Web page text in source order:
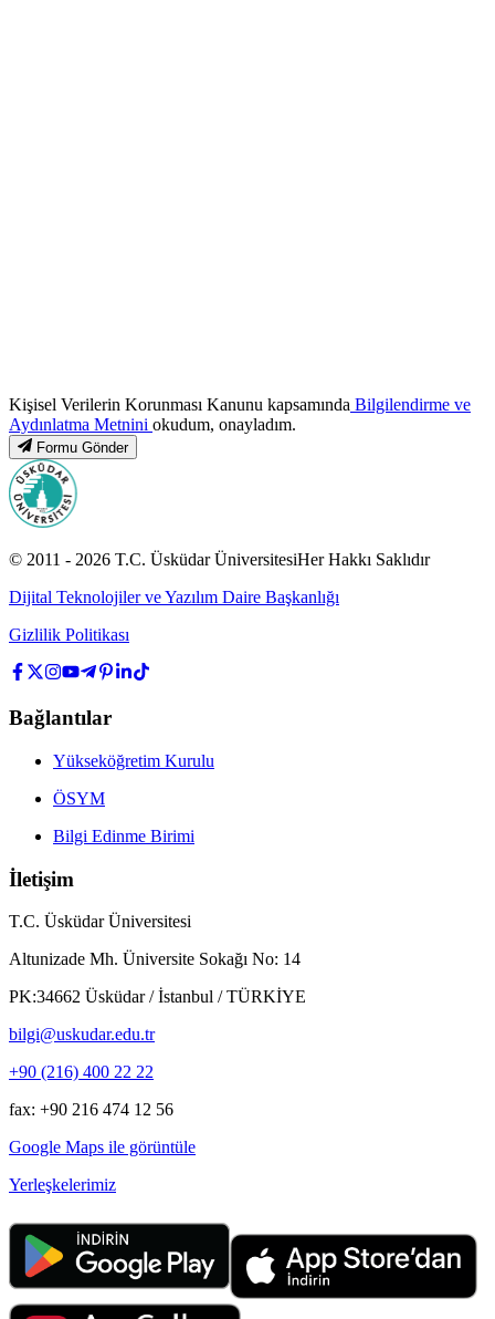
Kişisel Verilerin Korunması Kanunu kapsamında Bilgilendirme ve
Aydınlatma Metnini okudum, onayladım.
Formu Gönder
© 2011 - 2026 T.C. Üsküdar ÜniversitesiHer Hakkı Saklıdır
Dijital Teknolojiler ve Yazılım Daire Başkanlığı
Gizlilik Politikası
Bağlantılar
Yükseköğretim Kurulu
ÖSYM
Bilgi Edinme Birimi
İletişim
T.C. Üsküdar Üniversitesi
Altunizade Mh. Üniversite Sokağı No: 14
PK:34662 Üsküdar / İstanbul / TÜRKİYE
bilgi@uskudar.edu.tr
+90 (216) 400 22 22
fax: +90 216 474 12 56
Google Maps ile görüntüle
Yerleşkelerimiz